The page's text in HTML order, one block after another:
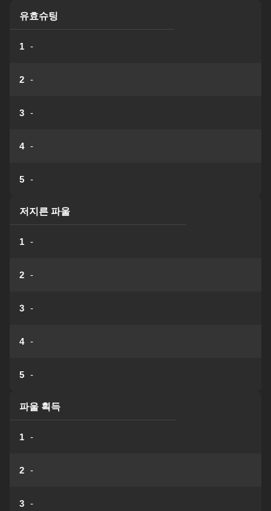
유효슈팅
1 -
2 -
3 -
4 -
5 -
저지른 파울
1 -
2 -
3 -
4 -
5 -
파울 획득
1 -
2 -
3 -